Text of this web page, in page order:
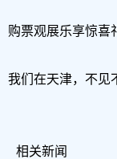
购票观展乐享惊喜
我们在天津，不见
相关新闻